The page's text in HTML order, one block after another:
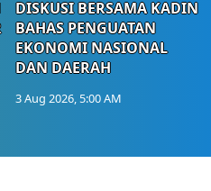
DISKUSI BERSAMA KADIN
BAHAS PENGUATAN
EKONOMI NASIONAL
DAN DAERAH
3 Aug 2026, 5:00 AM